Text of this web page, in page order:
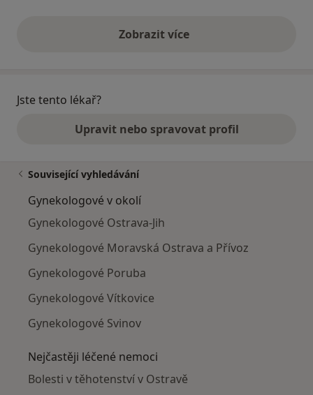
Zobrazit vícevýše uvedené názory
Jste tento lékař?
Upravit nebo spravovat profil
Související vyhledávání
Gynekologové v okolí
Gynekologové Ostrava-Jih
Gynekologové Moravská Ostrava a Přívoz
Gynekologové Poruba
Gynekologové Vítkovice
Gynekologové Svinov
Nejčastěji léčené nemoci
Bolesti v těhotenství v Ostravě